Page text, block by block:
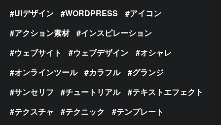
UIデザイン
WORDPRESS
アイコン
アクション素材
インスピレーション
ウェブサイト
ウェブデザイン
オシャレ
オンラインツール
カラフル
グランジ
サンセリフ
チュートリアル
テキストエフェクト
テクスチャ
テクニック
テンプレート